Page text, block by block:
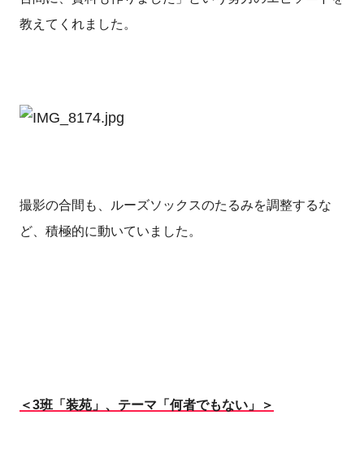
教えてくれました。
撮影の合間も、ルーズソックスのたるみを調整するな
ど、積極的に動いていました。
＜3班「装苑」、テーマ「何者でもない」＞